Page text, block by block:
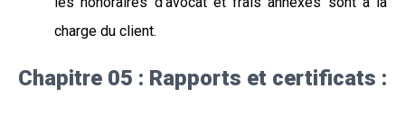
charge du client.
Chapitre 05 : Rapports et certificats :